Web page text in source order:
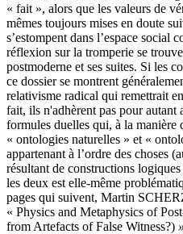
« fait », alors que les valeurs de
mêmes toujours mises en doute
s’estompent dans l’espace social
réflexion sur la tromperie se
postmoderne et ses suites. Si les
ce dossier se montrent
relativisme radical qui remettrait
fait, ils n'adhèrent pas pour autant
formules duelles qui, à la manière
« ontologies naturelles » et «
appartenant à l’ordre des choses
résultant de constructions
les deux est elle-même
pages qui suivent, Martin
« Physics and Metaphysics of
from Artefacts of False Witness?) »